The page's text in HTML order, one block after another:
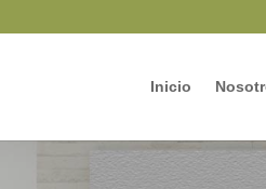
Inicio